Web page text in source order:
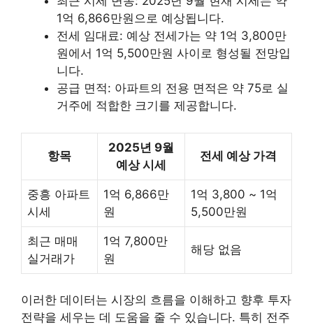
1억 6,866만원으로 예상됩니다.
전세 임대료: 예상 전세가는 약 1억 3,800만
원에서 1억 5,500만원 사이로 형성될 전망입
니다.
공급 면적: 아파트의 전용 면적은 약 75로 실
거주에 적합한 크기를 제공합니다.
항목
2025년 9월
예상 시세
전세 예상 가격
중흥 아파트
시세
1억 6,866만
원
1억 3,800 ~ 1억
5,500만원
최근 매매
실거래가
1억 7,800만
원
해당 없음
이러한 데이터는 시장의 흐름을 이해하고 향후 투자
전략을 세우는 데 도움을 줄 수 있습니다. 특히 전주